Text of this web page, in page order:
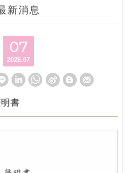
新消息
07
2026.07
明書